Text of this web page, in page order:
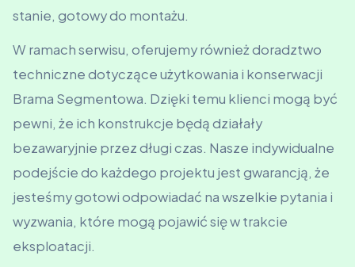
stanie, gotowy do montażu.
W ramach serwisu, oferujemy również doradztwo
techniczne dotyczące użytkowania i konserwacji
Brama Segmentowa. Dzięki temu klienci mogą być
pewni, że ich konstrukcje będą działały
bezawaryjnie przez długi czas. Nasze indywidualne
podejście do każdego projektu jest gwarancją, że
jesteśmy gotowi odpowiadać na wszelkie pytania i
wyzwania, które mogą pojawić się w trakcie
eksploatacji.